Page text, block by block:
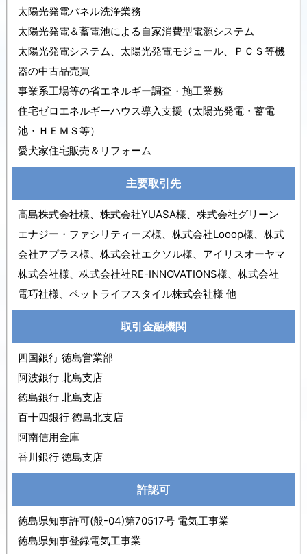
太陽光発電パネル洗浄業務
太陽光発電＆蓄電池による自家消費型電源システム
太陽光発電システム、太陽光発電モジュール、ＰＣＳ等機
器の中古品売買
事業系工場等の省エネルギー調査・施工業務
住宅ゼロエネルギーハウス導入支援（太陽光発電・蓄電
池・ＨＥＭＳ等）
愛犬家住宅販売＆リフォーム
主要取引先
高島株式会社様、株式会社YUASA様、株式会社グリーン
エナジー・ファシリティーズ様、株式会社Looop様、株式
会社アプラス様、株式会社エクソル様、アイリスオーヤマ
株式会社様、株式会社社RE-INNOVATIONS様、株式会社
電巧社様、ペットライフスタイル株式会社様 他
取引金融機関
四国銀行 徳島営業部
阿波銀行 北島支店
徳島銀行 北島支店
百十四銀行 徳島北支店
阿南信用金庫
香川銀行 徳島支店
許認可
徳島県知事許可(般-04)第70517号 電気工事業
徳島県知事登録電気工事業